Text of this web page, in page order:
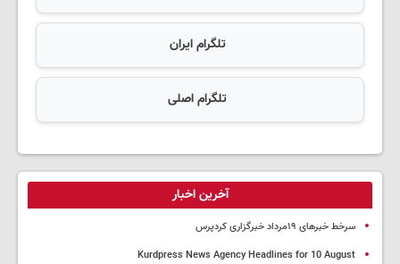
تلگرام ایران
تلگرام اصلی
آخرین اخبار
سرخط خبرهای ۱۹مرداد خبرگزاری کردپرس
Kurdpress News Agency Headlines for 10 August